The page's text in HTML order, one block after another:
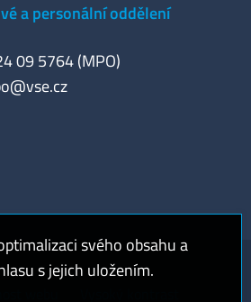
a personální oddělení
09 5764 (MPO)
svého obsahu a
s jejich uložením.